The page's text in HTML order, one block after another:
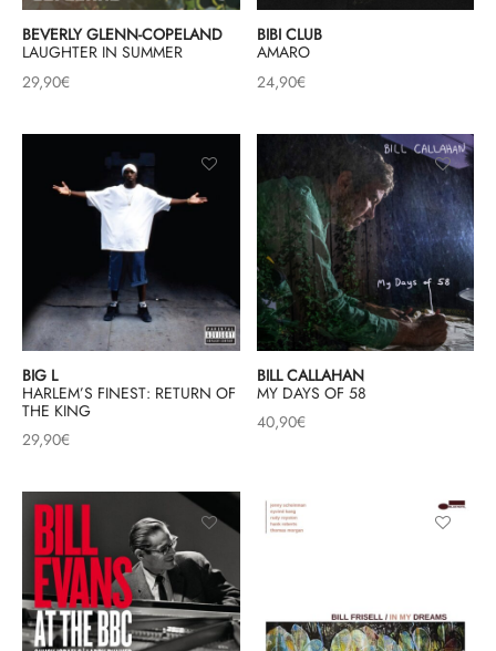
BEVERLY GLENN-COPELAND
LAUGHTER IN SUMMER
29,90€
BIBI CLUB
AMARO
24,90€
BIG L
HARLEM’S FINEST: RETURN OF
THE KING
29,90€
BILL CALLAHAN
MY DAYS OF 58
40,90€